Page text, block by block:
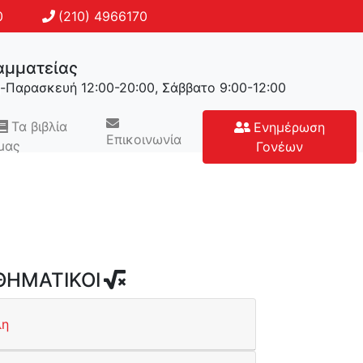
(210) 4966170
Παρασκευή 12:00-20:00, Σάββατο 9:00-12:00
Τα βιβλία
Επικοινωνία
Ενημέρωση
Γονέων